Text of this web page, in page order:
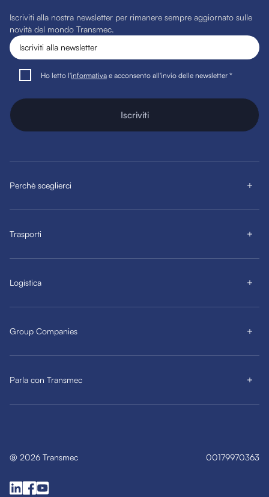
Iscriviti alla nostra newsletter per rimanere sempre aggiornato sulle
novità del mondo Transmec.
Ho letto l'informativa e acconsento all'invio delle newsletter *
Iscriviti
Perchè sceglierci
Trasporti
Logistica
Group Companies
Parla con Transmec
@ 2026 Transmec 00179970363